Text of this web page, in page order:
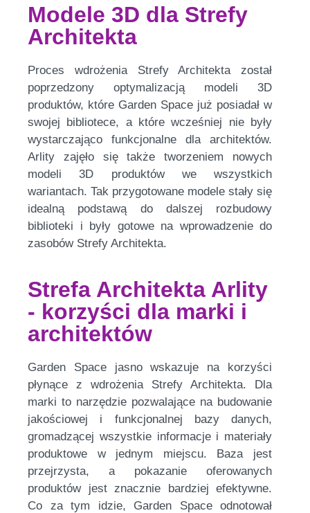
Modele 3D dla Strefy
Architekta
Proces wdrożenia Strefy Architekta został
poprzedzony optymalizacją modeli 3D
produktów, które Garden Space już posiadał w
swojej bibliotece, a które wcześniej nie były
wystarczająco funkcjonalne dla architektów.
Arlity zajęło się także tworzeniem nowych
modeli 3D produktów we wszystkich
wariantach. Tak przygotowane modele stały się
idealną podstawą do dalszej rozbudowy
biblioteki i były gotowe na wprowadzenie do
zasobów Strefy Architekta.
Strefa Architekta Arlity
- korzyści dla marki i
architektów
Garden Space jasno wskazuje na korzyści
płynące z wdrożenia Strefy Architekta. Dla
marki to narzędzie pozwalające na budowanie
jakościowej i funkcjonalnej bazy danych,
gromadzącej wszystkie informacje i materiały
produktowe w jednym miejscu. Baza jest
przejrzysta, a pokazanie oferowanych
produktów jest znacznie bardziej efektywne.
Co za tym idzie, Garden Space odnotował